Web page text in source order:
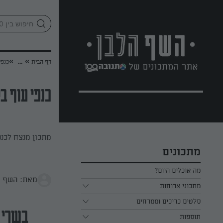
מתכונים
מה אוכלים היום?
מתכוני ארוחות
ארוחת בוקר
ארוחת צהריים
סלטים כריכים וממרחים
כל הסלטים כריכים וממרחים
תוספות
דף הבית »
...
»
כנפי עוף
מתכון מנצח
מאת: השף